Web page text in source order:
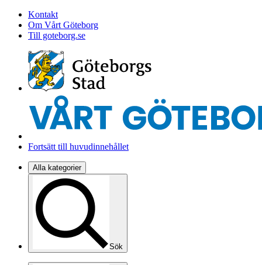
Kontakt
Om Vårt Göteborg
Till goteborg.se
Fortsätt till huvudinnehållet
Alla kategorier
Sök